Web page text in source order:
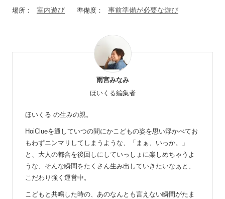
場所： 室内遊び 準備度： 事前準備が必要な遊び
雨宮みなみ
ほいくる編集者
ほいくる の生みの親。
HoiClueを通していつの間にかこどもの姿を思い浮かべてお
もわずニンマリしてしまうような、「まぁ、いっか。」
と、大人の都合を後回しにしていっしょに楽しめちゃうよ
うな、そんな瞬間をたくさん生み出していきたいなぁと、
こだわり強く運営中。
こどもと共鳴した時の、あのなんとも言えない瞬間がたま